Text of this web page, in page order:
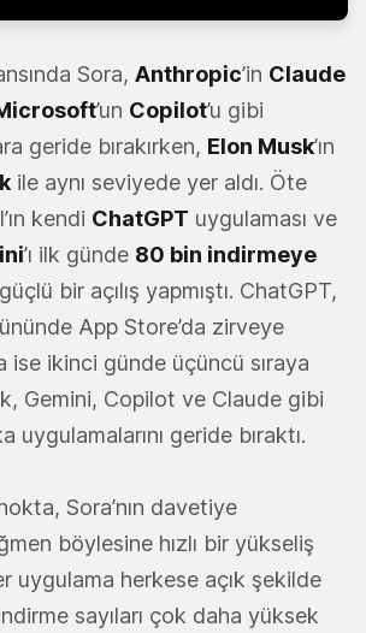
Sora, Anthropic’in Claude
’un Copilot’u gibi
geride bırakırken, Elon Musk’ın
ile aynı seviyede yer aldı. Öte
kendi ChatGPT uygulaması ve
’ı ilk günde 80 bin indirmeye
bir açılış yapmıştı. ChatGPT,
App Store’da zirveye
ise ikinci günde üçüncü sıraya
Gemini, Copilot ve Claude gibi
uygulamalarını geride bıraktı.
Sora’nın davetiye
böylesine hızlı bir yükseliş
uygulama herkese açık şekilde
sayıları çok daha yüksek